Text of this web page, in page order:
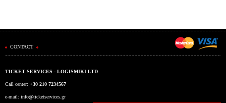
CONTACT
TICKET SERVICES - LOGISMIKI LTD
Call center: +30 210 7234567
e-mail: info@ticketservices.gr